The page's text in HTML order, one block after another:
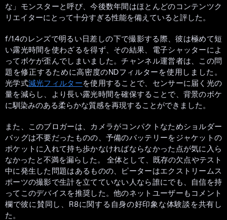
な」モンスターと呼び、今後数年間はほとんどのコンテンツク
リエイターにとって十分すぎる性能を備えていると評した。
f/1.4のレンズで明るい日差しの下で撮影する際、彼は極めて短
い露光時間を使わざるを得ず、その結果、電子シャッターによ
ってボケが歪んでしまいました。チャンネル運営者は、この問
題を修正するために高密度のNDフィルターを使用しました。
光学式減光フィルターを使用することで、センサーに届く光の
量を減らし、より長い露光時間を確保することで、背景のボケ
に馴染みのある柔らかな質感を再現することができました。
また、このブロガーは、カメラがコンパクトなためショルダー
バッグは不要だったものの、予備のバッテリーをジャケットの
ポケットに入れて持ち歩かなければならなかった点が気に入ら
なかったと不満を漏らした。 全体として、既存の欠点やテスト
中に発生した問題はあるものの、ピーターはエクストリームス
ポーツの撮影で生計を立てていない人なら誰にでも、自信を持
ってこのデバイスを推奨した。他のネットユーザーもコメント
欄で彼に賛同し、R8に関する自身の好印象な体験談を共有し
た。